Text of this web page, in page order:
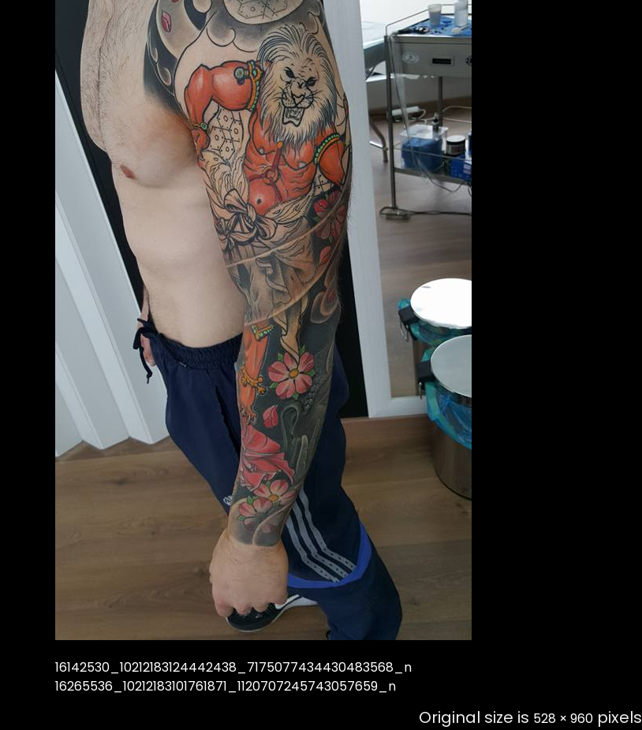
16142530_10212183124442438_7175077434430483568_n
16265536_10212183101761871_1120707245743057659_n
Original size is 528 × 960pixels